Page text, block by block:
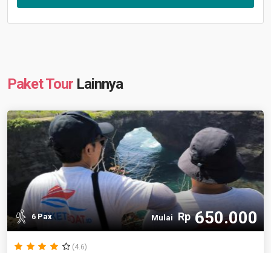
Paket Tour Lainnya
6 Pax Mulai Rp650.000
(4.6)